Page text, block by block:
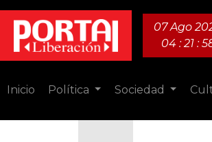
07 Ago
04 : 21 :
Inicio Política Sociedad